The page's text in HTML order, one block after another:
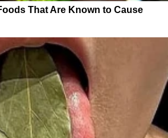
That Are Known to Cause